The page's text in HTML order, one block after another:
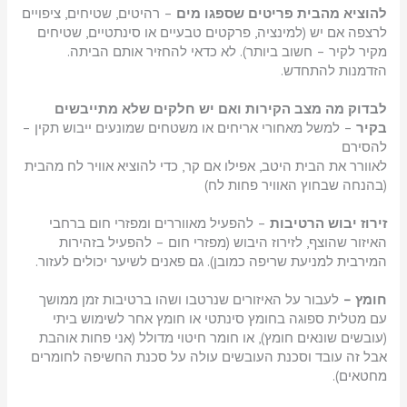
להוציא מהבית פריטים שספגו מים – רהיטים, שטיחים, ציפויים
לרצפה אם יש (למינציה, פרקטים טבעיים או סינתטיים, שטיחים
מקיר לקיר – חשוב ביותר). לא כדאי להחזיר אותם הביתה.
הזדמנות להתחדש.
לבדוק מה מצב הקירות ואם יש חלקים שלא מתייבשים
בקיר – למשל מאחורי אריחים או משטחים שמונעים ייבוש תקין –
להסירם
לאוורר את הבית היטב, אפילו אם קר, כדי להוציא אוויר לח מהבית
(בהנחה שבחוץ האוויר פחות לח)
זירוז יבוש הרטיבות – להפעיל מאווררים ומפזרי חום ברחבי
האיזור שהוצף, לזירוז היבוש (מפזרי חום – להפעיל בזהירות
המירבית למניעת שריפה כמובן). גם פאנים לשיער יכולים לעזור.
חומץ – לעבור על האיזורים שנרטבו ושהו ברטיבות זמן ממושך
עם מטלית ספוגה בחומץ סינתטי או חומץ אחר לשימוש ביתי
(עובשים שונאים חומץ), או חומר חיטוי מדולל (אני פחות אוהבת
אבל זה עובד וסכנת העובשים עולה על סכנת החשיפה לחומרים
מחטאים).